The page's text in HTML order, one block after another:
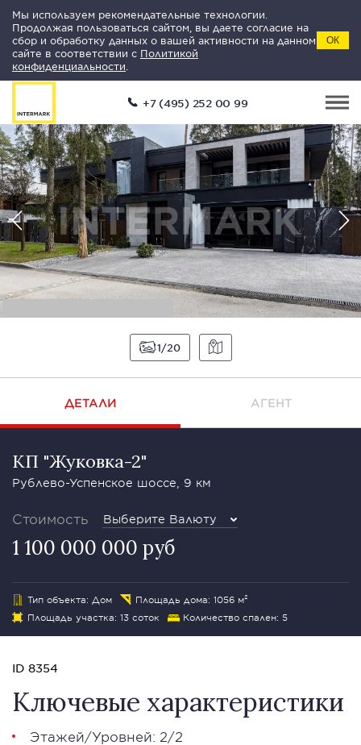
Мы используем рекомендательные технологии.
Продолжая пользоваться сайтом, вы даете согласие на
сбор и обработку данных о вашей активности на данном
сайте в соответствии с Политикой
конфиденциальности
ОК
+7 (495) 252 00 99
1 20
ДЕТАЛИ АГЕНТ
КП "Жуковка-2"
Рублево-Успенское шоссе, 9 км
Стоимость Выберите Валюту
1 100 000 000 руб
Тип объекта: Дом
Площадь дома: 1056 м²
Площадь участка: 13 соток
Количество спален: 5
ID 8354
Ключевые характеристики
Этажей/Уровней: 2/2